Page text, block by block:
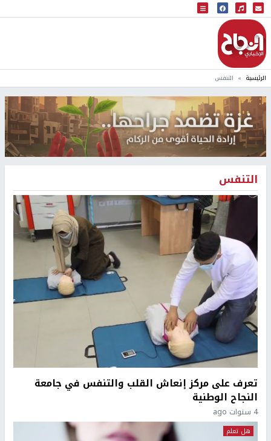
البث المباشر
إذاعة النجاح
الرئيسية التنفس
التنفس
تعرف على مركز إنعاش القلب والتنفس في جامعة
النجاح الوطنية
4 سنوات ago
هل تعلم